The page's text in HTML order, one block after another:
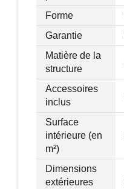
Forme
Garantie
Matière de la
structure
Accessoires
inclus
Surface
intérieure (en
m²)
Dimensions
extérieures